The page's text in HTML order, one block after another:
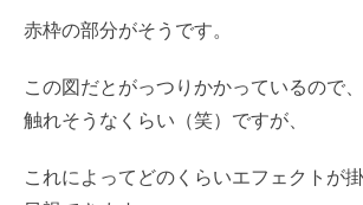
赤枠の部分がそうです。
この図だとがっつりかかっているので
触れそうなくらい（笑）ですが、
これによってどのくらいエフェクトが